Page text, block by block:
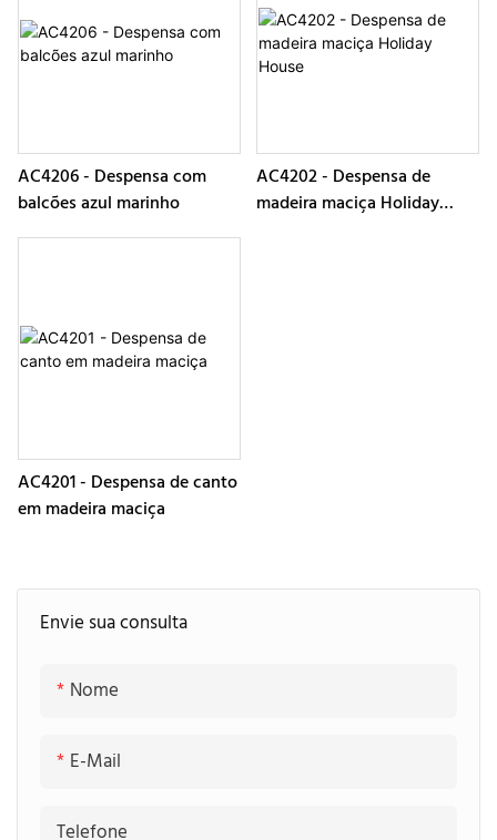
Envie sua consulta
Nome
E-Mail
Telefone
AC4206 - Despensa com
balcões azul marinho
AC4202 - Despensa de
madeira maciça Holiday
AC4201 - Despensa de canto
em madeira maciça